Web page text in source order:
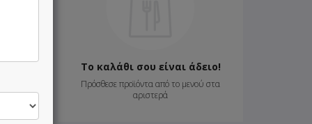
Το καλάθι σου είναι άδειο!
Πρόσθεσε προϊόντα από το μενού στα
αριστερά